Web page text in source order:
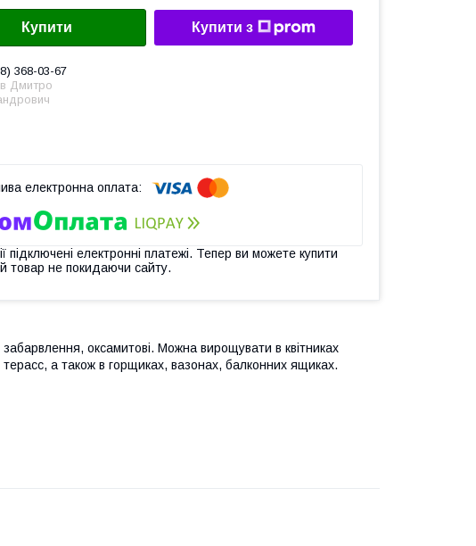
Купити Купити з
368-03-67
Дмитро
підключені електронні платежі. Тепер ви можете купити
товар не покидаючи сайту.
оксамитові. Можна вирощувати в квітниках
терасс, а також в горщиках, вазонах, балконних ящиках.